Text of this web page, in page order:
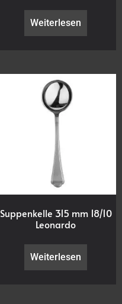
Weiterlesen
Suppenkelle 315 mm 18/10
Leonardo
Weiterlesen